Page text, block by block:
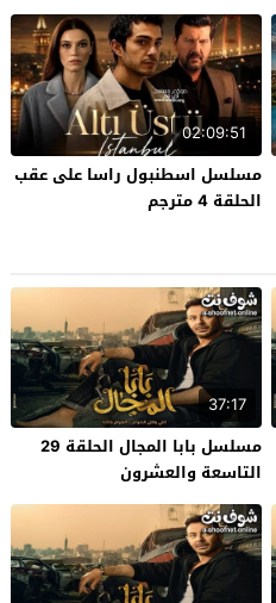
02:09:51
مسلسل اسطنبول راسا على عقب
الحلقة 4 مترجم
37:17
مسلسل بابا المجال الحلقة 29
التاسعة والعشرون